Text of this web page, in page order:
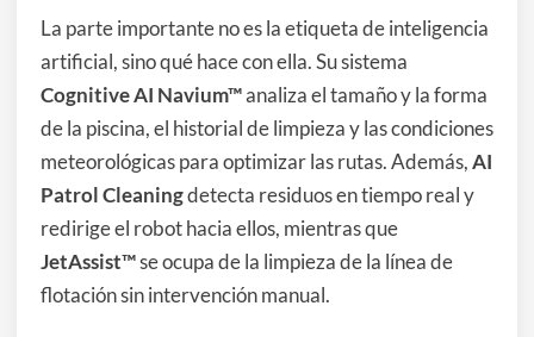
La parte importante no es la etiqueta de inteligencia
artificial, sino qué hace con ella. Su sistema
Cognitive AI Navium™analiza el tamaño y la forma
de la piscina, el historial de limpieza y las condiciones
meteorológicas para optimizar las rutas. Además,AI
Patrol Cleaningdetecta residuos en tiempo real y
redirige el robot hacia ellos, mientras que
JetAssist™se ocupa de la limpieza de la línea de
flotación sin intervención manual.